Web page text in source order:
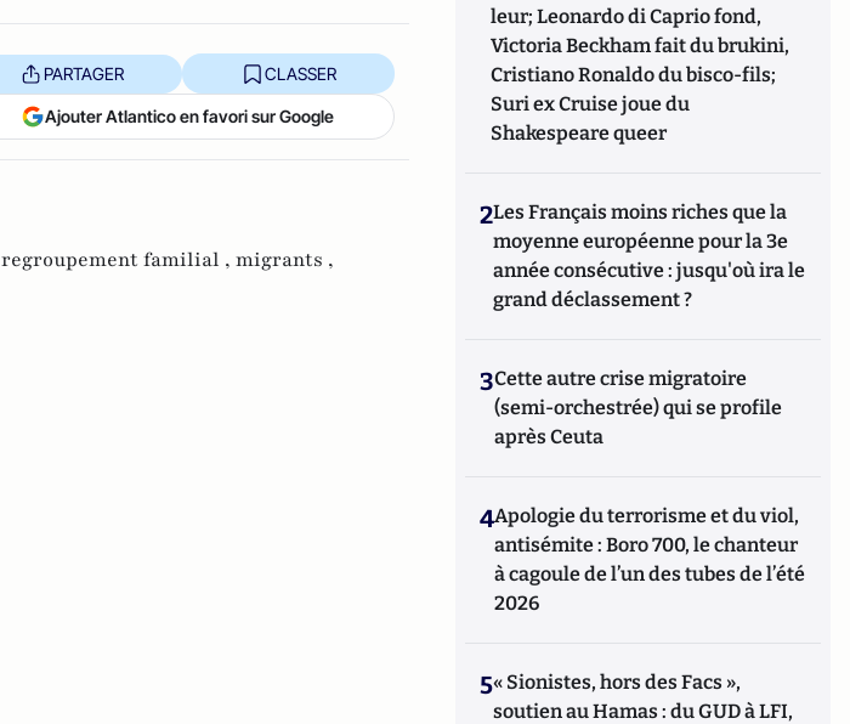
PARTAGER CLASSER
Ajouter Atlantico en favori sur Google
regroupement familial , migrants ,
leur; Leonardo di Caprio fond,
Victoria Beckham fait du brukini,
Cristiano Ronaldo du bisco-fils;
Suri ex Cruise joue du
Shakespeare queer
2Les Français moins riches que la
moyenne européenne pour la 3e
année consécutive : jusqu'où ira le
grand déclassement ?
3Cette autre crise migratoire
(semi-orchestrée) qui se profile
après Ceuta
4Apologie du terrorisme et du viol,
antisémite : Boro 700, le chanteur
à cagoule de l’un des tubes de l’été
2026
5« Sionistes, hors des Facs »,
soutien au Hamas : du GUD à LFI,